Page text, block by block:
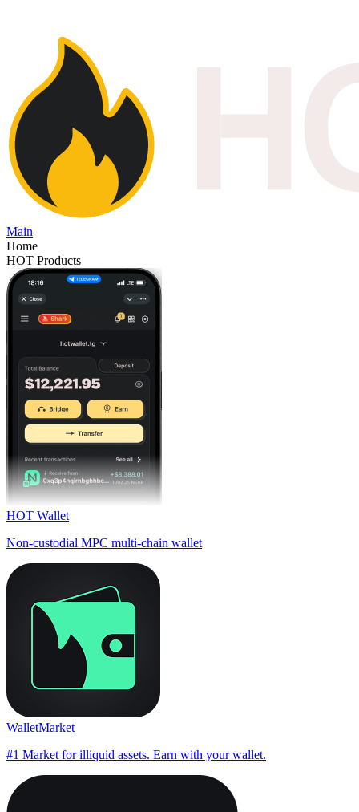
Main
Home
HOT Products
HOT Wallet
Non-custodial MPC multi-chain wallet
WalletMarket
#1 Market for illiquid assets. Earn with your wallet.